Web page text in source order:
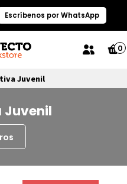
Escríbenos por WhatsApp
0
Juvenil